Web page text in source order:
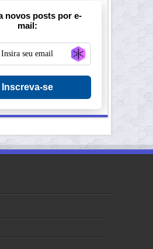
novos posts por e-
mail:
Generate new
Inscreva-se